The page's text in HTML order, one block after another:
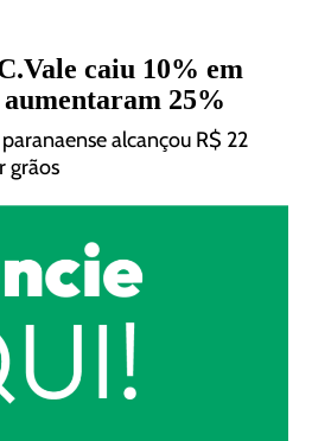
caiu 10% em
aumentaram 25%
alcançou R$ 22
grãos